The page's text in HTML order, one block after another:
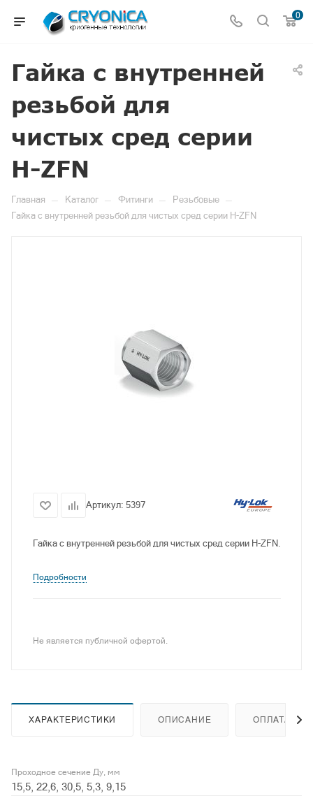
0
Гайка с внутренней
резьбой для
чистых сред серии
H-ZFN
Главная — Каталог — Фитинги — Резьбовые —
Гайка с внутренней резьбой для чистых сред серии H-ZFN
Артикул: 5397
Гайка с внутренней резьбой для чистых сред серии H-ZFN.
Подробности
Не является публичной офертой.
ХАРАКТЕРИСТИКИ ОПИСАНИЕ ОПЛАТА
Проходное сечение Ду, мм
15,5, 22,6, 30,5, 5,3, 9,15